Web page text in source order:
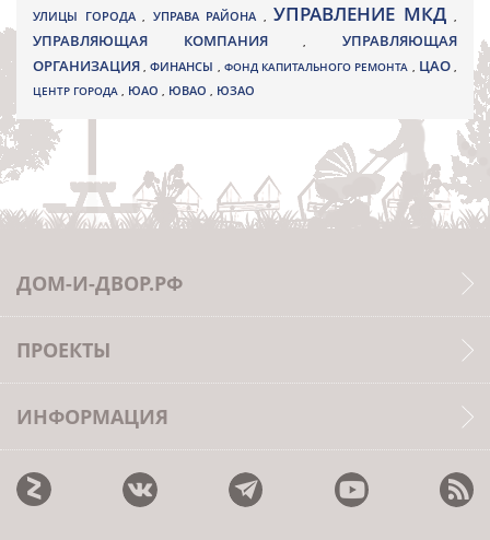
УЛИЦЫ ГОРОДА , УПРАВА РАЙОНА , УПРАВЛЕНИЕ МКД ,
УПРАВЛЯЮЩАЯ КОМПАНИЯ,УПРАВЛЯЮЩАЯ
ОРГАНИЗАЦИЯ,ФИНАНСЫ , ФОНД КАПИТАЛЬНОГО РЕМОНТА , ЦАО,
ЦЕНТР ГОРОДА , ЮАО , ЮВАО , ЮЗАО
ДОМ-И-ДВОР.РФ
ПРОЕКТЫ
ИНФОРМАЦИЯ